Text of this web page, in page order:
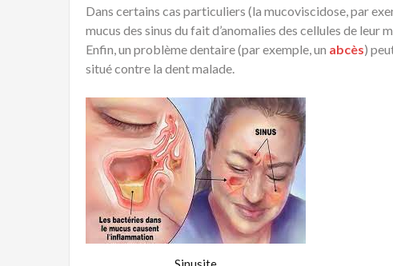
Dans certains cas particuliers (la mucoviscidose, par
mucus des sinus du fait d’anomalies des cellules de leur
Enfin, un problème dentaire (par exemple, un abcès)
situé contre la dent malade.